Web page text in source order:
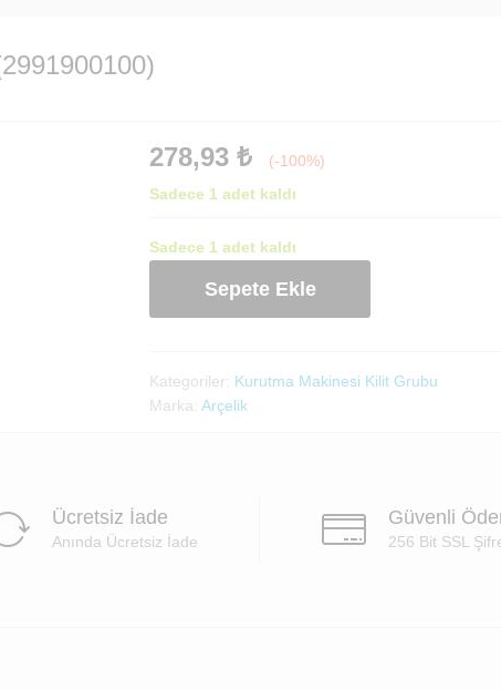
278,93 ₺
(-100%)
Sadece 1 adet kaldı
Sadece 1 adet kaldı
Kurutma
Makinesi
(2991900100)
adet
Sepete Ekle
Kategoriler: Kurutma Makinesi Kilit Grubu
Marka: Arçelik
Ücretsiz İade
Anında Ücretsiz İade
Güvenli
256 Bit SSL